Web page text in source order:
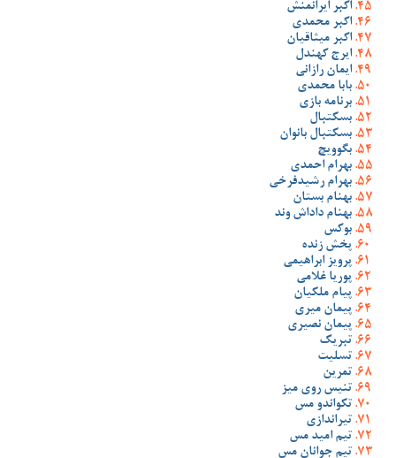
اکبر ایرانمنش
اکبر محمدی
اکبر میثاقیان
ایرج کهندل
ایمان رازانی
بابا محمدی
برنامه بازی
بسکتبال
بسکتبال بانوان
بگوویچ
بهرام احمدی
بهرام رشیدفرخی
بهنام بستان
بهنام داداش وند
بوکس
پخش زنده
پرویز ابراهیمی
پوریا غلامی
پیام ملکیان
پیمان میری
پیمان نصیری
تبریک
تسلیت
تمرین
تنیس روی میز
تکواندو مس
تیراندازی
تیم امید مس
تیم جوانان مس